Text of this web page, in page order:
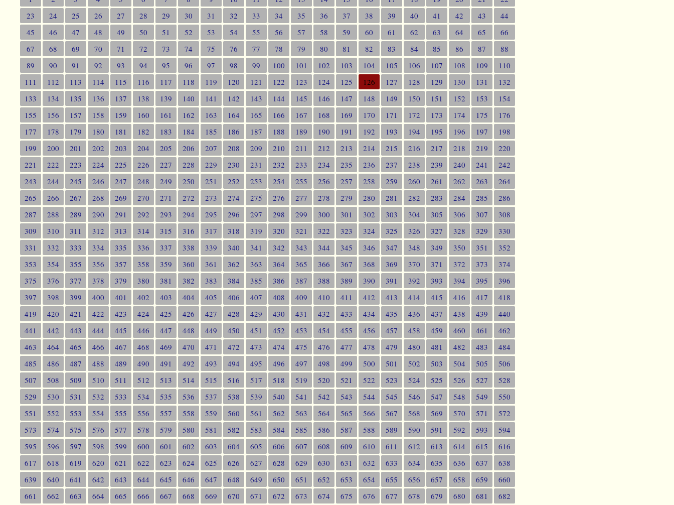
23
24 25 26 27 28 29 30 31 32 33 34 35 36 37 38 39 40 41 42 43
44
45
46 47 48 49 50 51 52 53 54 55 56 57 58 59 60 61 62 63 64 65
66
67
68 69 70 71 72 73 74 75 76 77 78 79 80 81 82 83 84 85 86 87
88
89
90 91 92 93 94 95 96 97 98 99 100 101 102 103 104 105 106 107 108 109
110
111
112 113 114 115 116 117 118 119 120 121 122 123 124 125 126 127 128 129 130 131
132
133
134 135 136 137 138 139 140 141 142 143 144 145 146 147 148 149 150 151 152 153
154
155
156 157 158 159 160 161 162 163 164 165 166 167 168 169 170 171 172 173 174 175
176
177
178 179 180 181 182 183 184 185 186 187 188 189 190 191 192 193 194 195 196 197
198
199
200 201 202 203 204 205 206 207 208 209 210 211 212 213 214 215 216 217 218 219
220
221
222 223 224 225 226 227 228 229 230 231 232 233 234 235 236 237 238 239 240 241
242
243
244 245 246 247 248 249 250 251 252 253 254 255 256 257 258 259 260 261 262 263
264
265
266 267 268 269 270 271 272 273 274 275 276 277 278 279 280 281 282 283 284 285
286
287
288 289 290 291 292 293 294 295 296 297 298 299 300 301 302 303 304 305 306 307
308
309
310 311 312 313 314 315 316 317 318 319 320 321 322 323 324 325 326 327 328 329
330
331
332 333 334 335 336 337 338 339 340 341 342 343 344 345 346 347 348 349 350 351
352
353
354 355 356 357 358 359 360 361 362 363 364 365 366 367 368 369 370 371 372 373
374
375
376 377 378 379 380 381 382 383 384 385 386 387 388 389 390 391 392 393 394 395
396
397
398 399 400 401 402 403 404 405 406 407 408 409 410 411 412 413 414 415 416 417
418
419
420 421 422 423 424 425 426 427 428 429 430 431 432 433 434 435 436 437 438 439
440
441
442 443 444 445 446 447 448 449 450 451 452 453 454 455 456 457 458 459 460 461
462
463
464 465 466 467 468 469 470 471 472 473 474 475 476 477 478 479 480 481 482 483
484
485
486 487 488 489 490 491 492 493 494 495 496 497 498 499 500 501 502 503 504 505
506
507
508 509 510 511 512 513 514 515 516 517 518 519 520 521 522 523 524 525 526 527
528
529
530 531 532 533 534 535 536 537 538 539 540 541 542 543 544 545 546 547 548 549
550
551
552 553 554 555 556 557 558 559 560 561 562 563 564 565 566 567 568 569 570 571
572
573
574 575 576 577 578 579 580 581 582 583 584 585 586 587 588 589 590 591 592 593
594
595
596 597 598 599 600 601 602 603 604 605 606 607 608 609 610 611 612 613 614 615
616
617
618 619 620 621 622 623 624 625 626 627 628 629 630 631 632 633 634 635 636 637
638
639
640 641 642 643 644 645 646 647 648 649 650 651 652 653 654 655 656 657 658 659
660
661
662 663 664 665 666 667 668 669 670 671 672 673 674 675 676 677 678 679 680 681
682